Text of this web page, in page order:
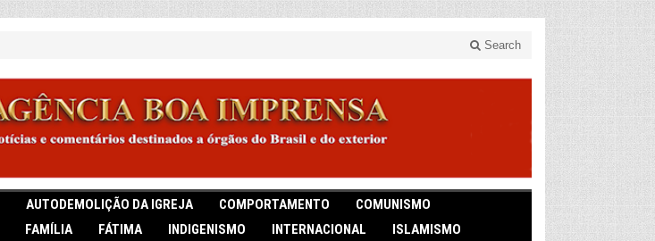
Search
AUTODEMOLIÇÃO DA IGREJA COMPORTAMENTO
COMUNISMO
FAMÍLIA FÁTIMA INDIGENISMO INTERNACIONAL
ISLAMISMO